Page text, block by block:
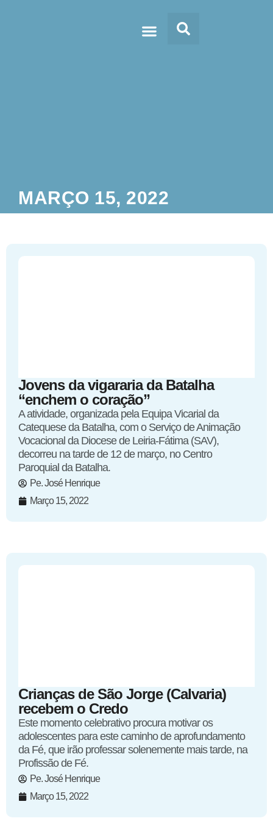
MARÇO 15, 2022
Jovens da vigararia da Batalha
“enchem o coração”
A atividade, organizada pela Equipa Vicarial da
Catequese da Batalha, com o Serviço de Animação
Vocacional da Diocese de Leiria-Fátima (SAV),
decorreu na tarde de 12 de março, no Centro
Paroquial da Batalha.
Pe. José Henrique
Março 15, 2022
Crianças de São Jorge (Calvaria)
recebem o Credo
Este momento celebrativo procura motivar os
adolescentes para este caminho de aprofundamento
da Fé, que irão professar solenemente mais tarde, na
Profissão de Fé.
Pe. José Henrique
Março 15, 2022